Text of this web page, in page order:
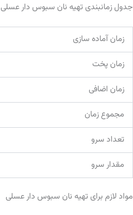
جدول زمانبندی تهیه نان سبوس دار عسلی
زمان آماده سازی
زمان پخت
زمان اضافی
مجموع زمان
تعداد سرو
مقدار سرو
مواد لازم برای تهیه نان سبوس دار عسلی